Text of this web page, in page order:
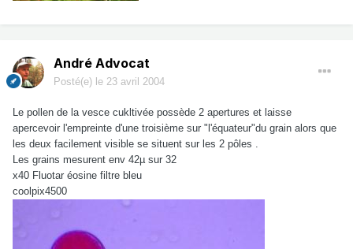
André Advocat
Posté(e) le 23 avril 2004
Le pollen de la vesce cukltivée possède 2 apertures et laisse
apercevoir l'empreinte d'une troisième sur "l'équateur"du grain alors que
les deux facilement visible se situent sur les 2 pôles .
Les grains mesurent env 42µ sur 32
x40 Fluotar éosine filtre bleu
coolpix4500